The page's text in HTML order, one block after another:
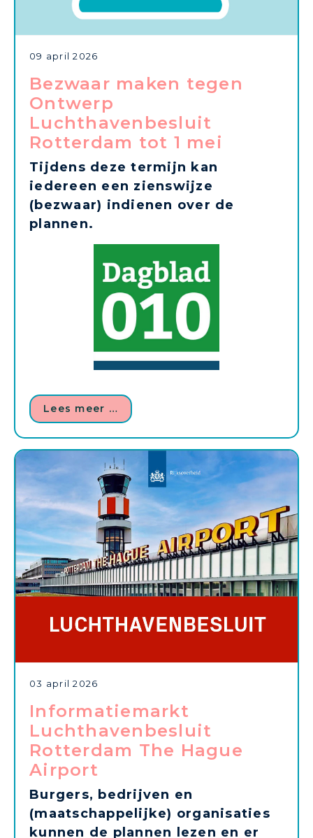
09 april 2026
Bezwaar maken tegen
Ontwerp
Luchthavenbesluit
Rotterdam tot 1 mei
Tijdens deze termijn kan
iedereen een zienswijze
(bezwaar) indienen over de
plannen.
Lees meer …
03 april 2026
Informatiemarkt
Luchthavenbesluit
Rotterdam The Hague
Airport
Burgers, bedrijven en
(maatschappelijke) organisaties
kunnen de plannen lezen en er